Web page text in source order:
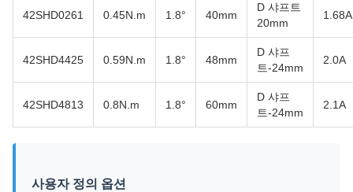
42SHD0261 0.45N.m 1.8° 40mm
D 샤프트
20mm
1.68A
42SHD4425 0.59N.m 1.8° 48mm
D 샤프
트-24mm
2.0A
42SHD4813 0.8N.m 1.8° 60mm
D 샤프
트-24mm
2.1A
사용자 정의 옵션